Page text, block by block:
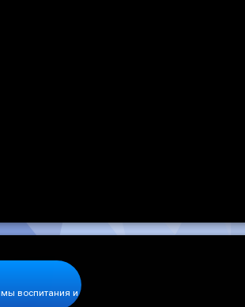
воспитания и социализации обучающихся в